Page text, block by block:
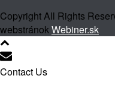
Copyright All Rights
webstránokWebiner.sk
Contact Us